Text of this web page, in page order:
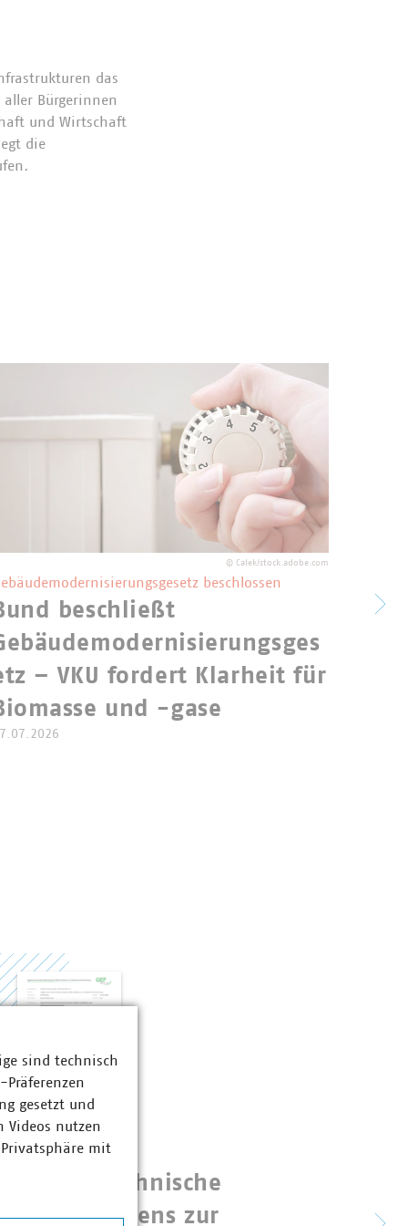
das
Bürgerinnen
und Wirtschaft
die
von Schnee und
© Calek/stock.adobe.com
beschlossen
beschließt
– VKU fordert Klarheit für
und -gase
Leitfadens zur
sind technisch
gesetzt und
Videos nutzen
mit